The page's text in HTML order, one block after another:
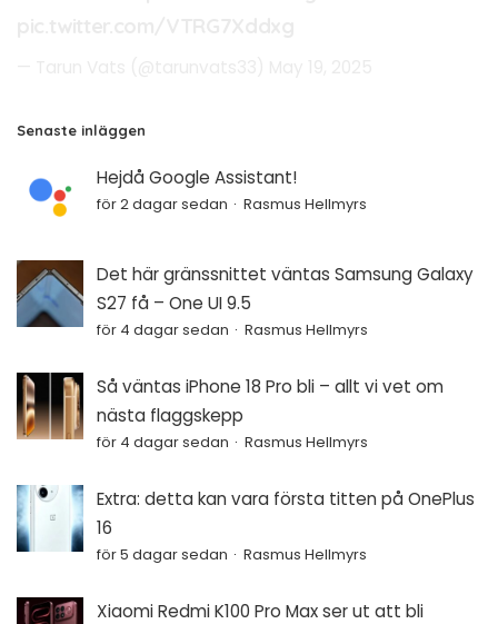
Senaste inläggen
Hejdå Google Assistant!
för 2 dagar sedan Rasmus Hellmyrs
Det här gränssnittet väntas Samsung Galaxy
S27 få – One UI 9.5
för 4 dagar sedan Rasmus Hellmyrs
Så väntas iPhone 18 Pro bli – allt vi vet om
nästa flaggskepp
för 4 dagar sedan Rasmus Hellmyrs
Extra: detta kan vara första titten på OnePlus
16
för 5 dagar sedan Rasmus Hellmyrs
Xiaomi Redmi K100 Pro Max ser ut att bli